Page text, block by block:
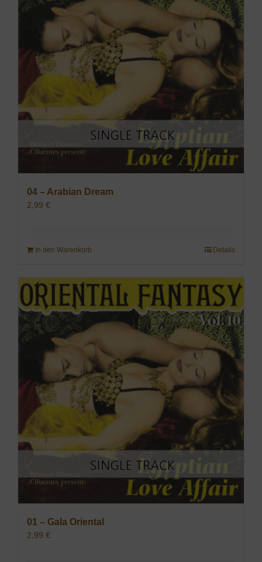
04 – Arabian Dream
2,99 €
In den Warenkorb Details
01 – Gala Oriental
2,99 €